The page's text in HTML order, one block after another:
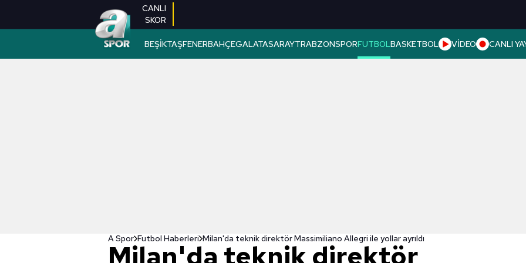
CANLI
SKOR
BEŞİKTAŞFENERBAHÇEGALATASARAYTRABZONSPORFUTBOLBASKETBOL VİDEO CANLI
A Spor Futbol Haberleri Milan'da teknik direktör Massimiliano Allegri ile yollar ayrıldı
Milan'da teknik direktör